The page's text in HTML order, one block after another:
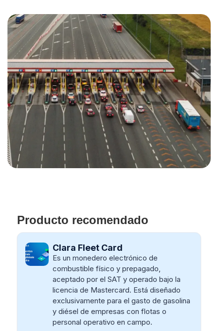
Producto recomendado
Clara Fleet Card
Es un monedero electrónico de
combustible físico y prepagado,
aceptado por el SAT y operado bajo la
licencia de Mastercard. Está diseñado
exclusivamente para el gasto de gasolina
y diésel de empresas con flotas o
personal operativo en campo.